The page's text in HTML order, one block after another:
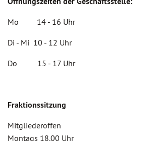
Mo 14 - 16 Uhr
Di - Mi 10 - 12 Uhr
Do 15 - 17 Uhr
Fraktionssitzung
Mitgliederoffen
Montags 18.00 Uhr